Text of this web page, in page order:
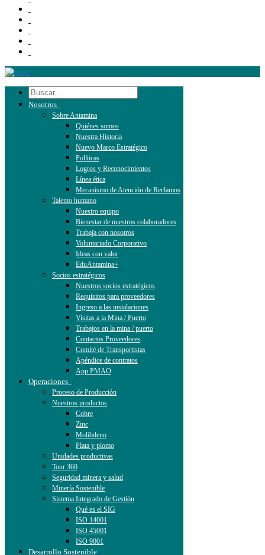
Nosotros
Sobre Antamina
Quiénes somos
Nuestra Historia
Nuevo Marco Estratégico
Políticas
Logros y Reconocimientos
Línea ética
Mecanismo de Atención de Reclamos
Talento humano
Nuestro equipo
Bienestar de nuestros colaboradores
Trabaja con nosotros
Voluntariado Corporativo
Ideas con valor
EduAntamina+
Socios estratégicos
Nuestros socios estratégicos
Requisitos para proveedores
Ingreso a las instalaciones
Visitas a la Mina / Puerto
Trabajos en la mina / puerto
Contactos Proveedores
Comité de Transportistas
Apéndice de contratos
App PMAO
Operaciones
Proceso de Producción
Nuestros productos
Cobre
Zinc
Molibdeno
Plata y plomo
Unidades productivas
Tour 360
Seguridad minera y salud
Minería Sostenible
Sistema Integrado de Gestión
Qué es el SIG
ISO 14001
ISO 45001
ISO 9001
Desarrollo Sostenible